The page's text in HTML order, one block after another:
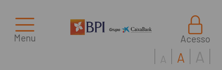
Menu Acesso
A A A